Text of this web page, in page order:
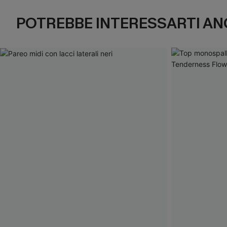
POTREBBE INTERESSARTI